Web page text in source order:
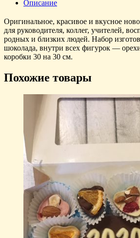
Описание
Оригинальное, красивое и вкусное
для руководителя, коллег, учителей,
родных и близких людей. Набор
шоколада, внутри всех фигурок —
коробки 30 на 30 см.
Похожие товары